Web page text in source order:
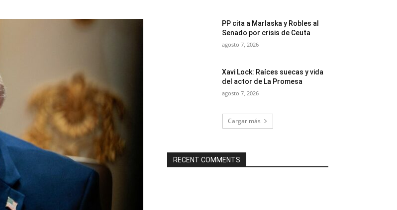
PP cita a Marlaska y Robles al
Senado por crisis de Ceuta
agosto 7, 2026
Xavi Lock: Raíces suecas y vida
del actor de La Promesa
agosto 7, 2026
Cargar más
RECENT COMMENTS